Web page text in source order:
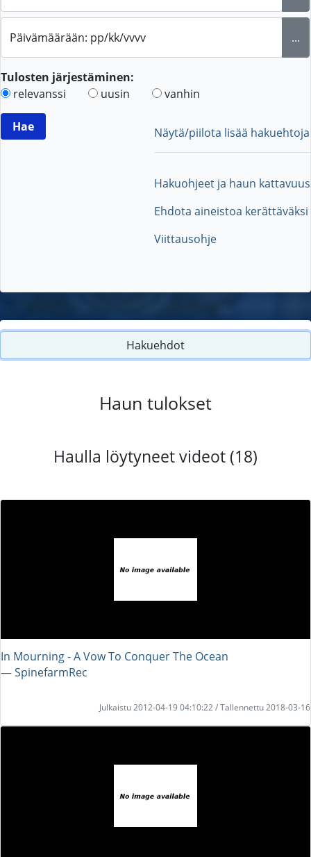
Päivämäärään: pp/kk/vvvv ...
Tulosten järjestäminen:
relevanssi
uusin vanhin
Näytä/piilota lisää hakuehtoja
Hakuohjeet ja haun kattavuus
Ehdota aineistoa kerättäväksi
Viittausohje
Hakuehdot
Haun tulokset
Haulla löytyneet videot (18)
In Mourning - A Vow To Conquer The Ocean
― SpinefarmRec
Julkaistu 2012-04-19 04:10:22 / Tallennettu 2018-03-16